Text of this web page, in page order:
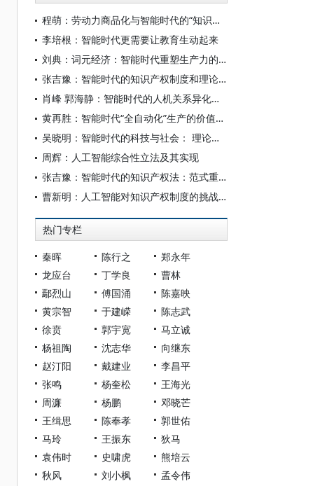
程萌：劳动力商品化与智能时代的“知识价值论”批判
李培根：智能时代更需要让教育生动起来
刘典：词元经济：智能时代重塑生产力的重要引擎
张吉豫：智能时代的知识产权制度和理论发展
肖峰 郭海静：智能时代的人机关系异化探析
黄再胜：智能时代“全自动化”生产的价值论题：呈现与解析
吴晓明：智能时代的科技与社会： 理论根基与学科协同
周辉：人工智能综合性立法及其实现
张吉豫：智能时代的知识产权法：范式重构与未来图景
曹新明：人工智能对知识产权制度的挑战与应对措施
热门专栏
秦晖 陈行之
郑永年
龙应台
丁学良
曹林
鄢烈山
傅国涌
陈嘉映
黄宗智
于建嵘
陈志武
徐贲
郭宇宽
马立诚
杨祖陶
沈志华
向继东
赵汀阳
戴建业
李昌平
张鸣
杨奎松
王海光
周濂
杨鹏
邓晓芒
王缉思
陈奉孝
郭世佑
马玲
王振东
狄马
袁伟时
史啸虎
熊培云
秋风
刘小枫
孟令伟